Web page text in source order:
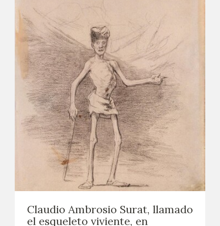
Claudio Ambrosio Surat, llamado
el esqueleto viviente, en